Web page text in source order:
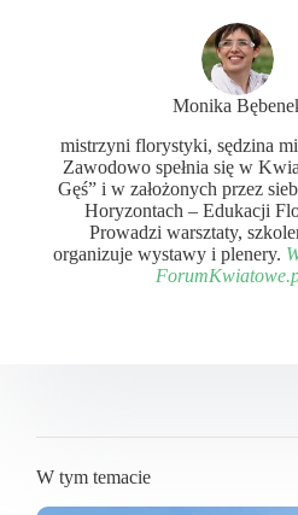
Monika
mistrzyni florystyki, sędzina
Zawodowo spełnia się w
Gęś” i w założonych przez
Horyzontach – Edukacji
Prowadzi warsztaty,
organizuje wystawy i plenery.
W tym temacie